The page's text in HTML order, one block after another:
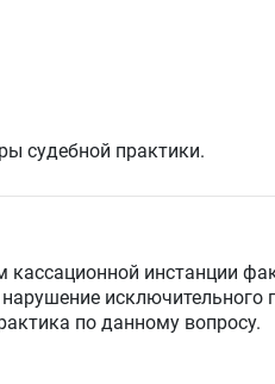
судебной практики.
кассационной инстанции
исключительного
по данному вопросу.